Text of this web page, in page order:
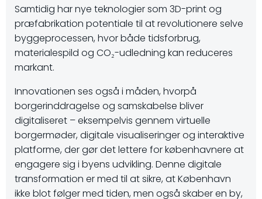
Samtidig har nye teknologier som 3D-print og
præfabrikation potentiale til at revolutionere selve
byggeprocessen, hvor både tidsforbrug,
materialespild og CO₂-udledning kan reduceres
markant.
Innovationen ses også i måden, hvorpå
borgerinddragelse og samskabelse bliver
digitaliseret – eksempelvis gennem virtuelle
borgermøder, digitale visualiseringer og interaktive
platforme, der gør det lettere for københavnere at
engagere sig i byens udvikling. Denne digitale
transformation er med til at sikre, at København
ikke blot følger med tiden, men også skaber en by,